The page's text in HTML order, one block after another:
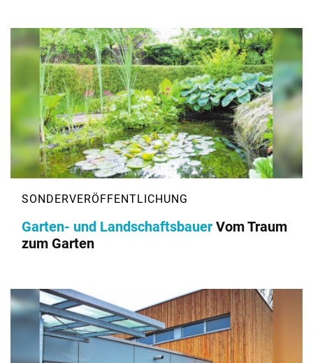
Garten- und Landschaftsbauer Vom Traum
zum Garten